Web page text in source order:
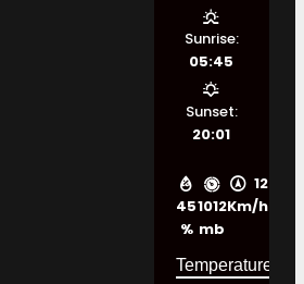
45
%
1012
mb
12
Km/h
Sunrise:
05:45
Sunset:
20:01